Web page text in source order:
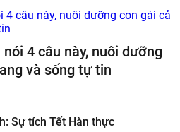
4 câu này, nuôi dưỡng
và sống tự tin
Sự tích Tết Hàn thực